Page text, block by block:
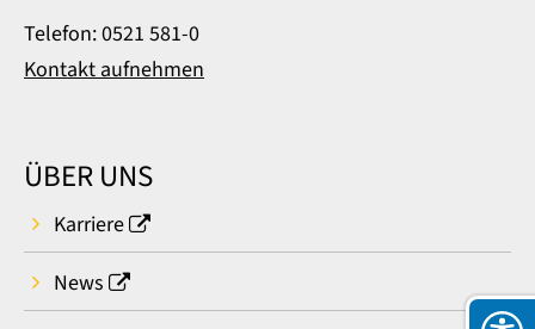
Telefon: 0521 581-0
Kontakt aufnehmen
ÜBER UNS
Karriere
News